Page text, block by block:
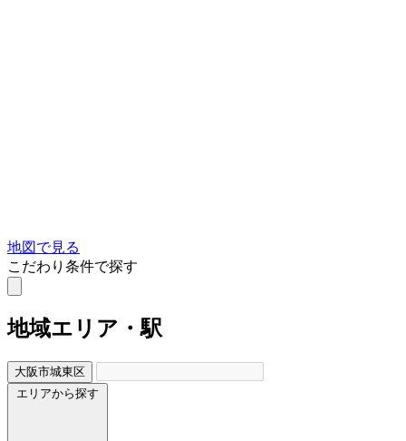
地図で見る
こだわり条件で探す
地域エリア・駅
大阪市城東区
エリアから探す